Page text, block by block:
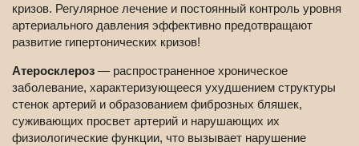
кризов. Регулярное лечение и постоянный контроль уровня
артериального давления эффективно предотвращают
развитие гипертонических кризов!
Атеросклероз — распространенное хроническое
заболевание, характеризующееся ухудшением структуры
стенок артерий и образованием фиброзных бляшек,
суживающих просвет артерий и нарушающих их
физиологические функции, что вызывает нарушение